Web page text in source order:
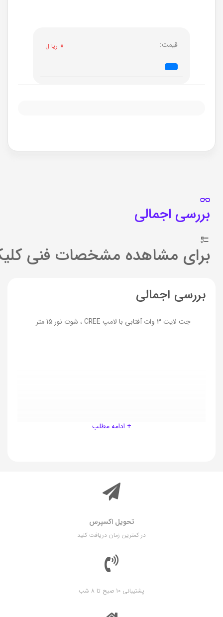
قیمت: 0 ریا ل
بررسی اجمالی
برای مشاهده مشخصات فنی
بررسی اجمالی
جت لایت 3 وات آفتابی با لامپ CREE ، شوت نور 15 متر
+ ادامه مطلب
تحویل اکسپرس
در کمترین زمان دریافت کنید
پشتیبانی 10 صبح تا 8 شب